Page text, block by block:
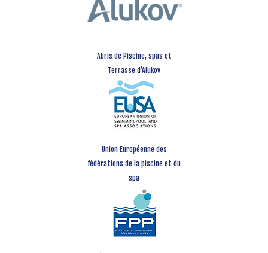
Abris de Piscine, spas et
Terrasse d’Alukov
Union Européenne des
fédérations de la piscine et du
spa